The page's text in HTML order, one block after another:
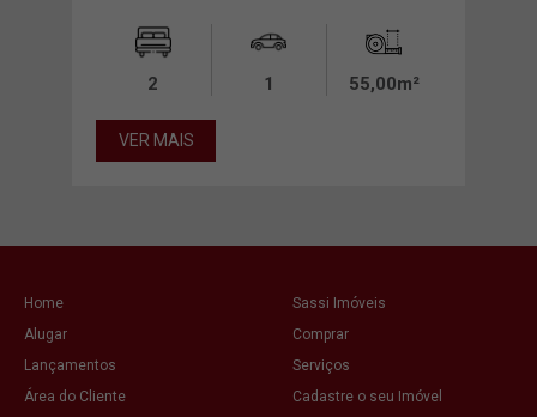
2 1 55,00m²
VER MAIS
Home
Sassi Imóveis
Alugar
Comprar
Lançamentos
Serviços
Área do Cliente
Cadastre o seu Imóvel